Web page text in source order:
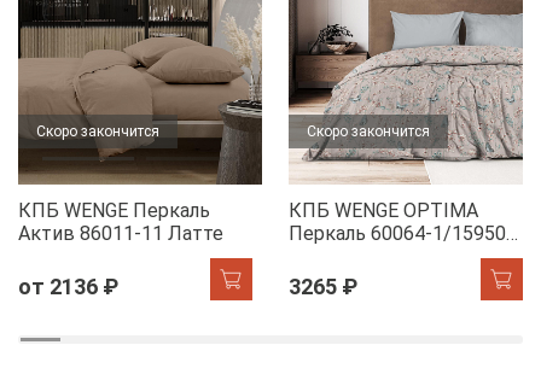
Скоро закончится
КПБ WENGE Перкаль
Актив 86011-11 Латте
от 2136 ₽
Скоро закончится
КПБ WENGE OPTIMA
Перкаль 60064-1/15950-
3265 ₽